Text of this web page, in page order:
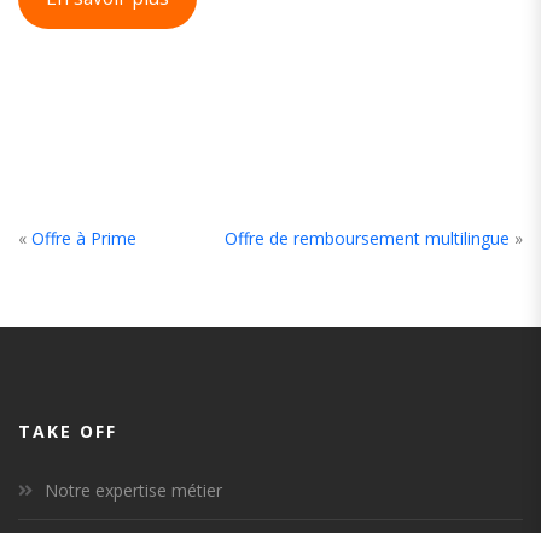
« Offre à Prime Offre de remboursement multilingue »
TAKE OFF
Notre expertise métier